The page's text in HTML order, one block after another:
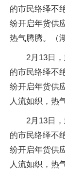
的市民络绎不
纷开启年货供
热气腾腾。（
2月13日
的市民络绎不
纷开启年货供
人流如织，热
2月13日
的市民络绎不
纷开启年货供
人流如织，热